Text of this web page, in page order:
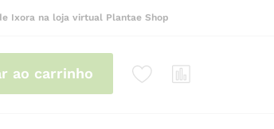
Ixora na loja virtual Plantae Shop
ao carrinho